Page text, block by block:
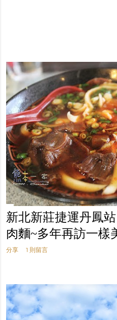
新北新莊捷運丹鳳
肉麵~多年再訪一樣
分享 1 則留言